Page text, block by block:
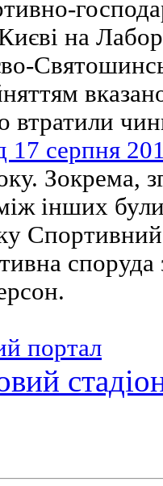
на
17 серпня
Зокрема,
інших були
портал